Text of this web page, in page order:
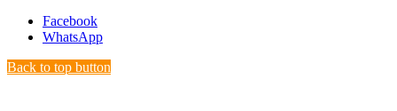
Facebook
WhatsApp
Back to top button